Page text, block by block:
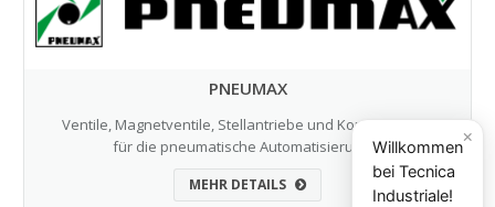
PNEUMAX
Ventile, Magnetventile, Stellantriebe und Komponenten
für die pneumatische Automatisierung…
MEHR DETAILS
×
Willkommen
bei Tecnica
Industriale!